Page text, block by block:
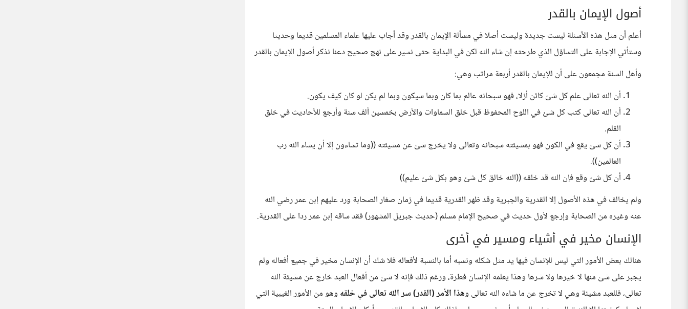
أصول الإيمان بالقدر
أعلم أن مثل هذه الأسئلة ليست جديدة وليست أصلا في مسألة الإيمان بالقدر وقد أجاب عليها علماء المسلمين قديما وحديثا
وستأتي الإجابة على التساؤل الذي طرحته إن شاء الله لكن في البداية حتى نسير على نهج صحيح دعنا نذكر أصول الإيمان بالقدر
وأهل السنة مجمعون على أن للإيمان بالقدر أربعة مراتب وهي:
أن الله تعالى علم كل شئ كائن أزلا، فهو سبحانه عالم بما كان وبما سيكون وبما لم يكن لو كان كيف يكون.
أن الله تعالى كتب كل شئ في اللوح المحفوظ قبل خلق السماوات والأرض بخمسين ألف سنة وأرجع للأحاديث في خلق
القلم.
أن كل شئ يقع في الكون فهو بمشيئته سبحانه وتعالى ولا يخرج شئ عن مشيئته ((وما تشاءون إلا أن يشاء الله رب
العالمين)).
أن كل شئ وقع فإن الله قد خلقه ((الله خالق كل شئ وهو بكل شئ عليم))
ولم يخالف في هذه الأصول إلا القدرية والجبرية وقد ظهر القدرية قديما في زمان صغار الصحابة ورد عليهم إبن عمر رضي الله
عنه وغيره من الصحابة وإرجع لأول حديث في صحيح الإمام مسلم (حديث جبريل المشهور) فقد ساقه إبن عمر ردا على القدرية.
الإنسان مخير في أشياء ومسير في أخرى
هنالك بعض الأمور التي ليس للإنسان فيها يد مثل شكله ونسبه أما بالنسبة لأفعاله فلا شك أن الإنسان مخير في جميع أفعاله ولم
يجبر على شئ منها لا خيرها ولا شرها وهذا يعلمه الإنسان فطرة، ورغم ذلك فإنه لا شئ من أفعال العبد خارج عن مشيئة الله
تعالى، فللعبد مشيئة وهي لا تخرج عن ما شاءه الله تعالى وهذا الأمر (القدر) سر الله تعالى في خلقه وهو من الأمور الغيبية التي